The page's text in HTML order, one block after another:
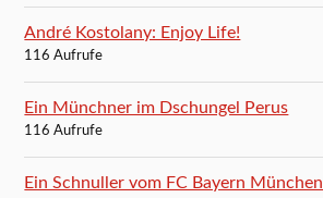
André Kostolany: Enjoy Life!
116 Aufrufe
Ein Münchner im Dschungel Perus
116 Aufrufe
Ein Schnuller vom FC Bayern München